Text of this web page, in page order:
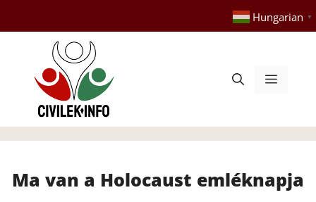
tartalomba
Hungarian ▼
Menü
Ma van a Holocaust emléknapja